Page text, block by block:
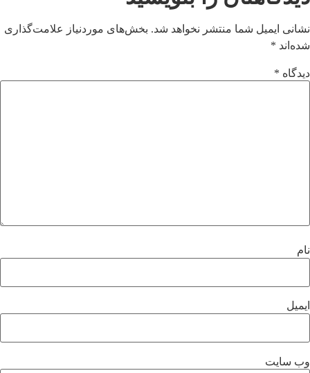
نشانی ایمیل شما منتشر نخواهد شد. بخش‌های موردنیاز علامت‌گذاری
شده‌اند *
دیدگاه *
نام
ایمیل
وب‌ سایت